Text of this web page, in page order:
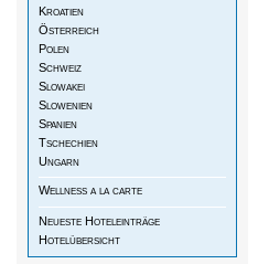
Kroatien
Österreich
Polen
Schweiz
Slowakei
Slowenien
Spanien
Tschechien
Ungarn
Wellness a la carte
Neueste Hoteleinträge
Hotelübersicht